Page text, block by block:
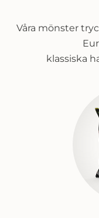
Våra mönster
klassiska